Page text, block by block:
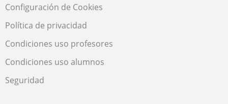
Configuración de Cookies
Política de privacidad
Condiciones uso profesores
Condiciones uso alumnos
Seguridad